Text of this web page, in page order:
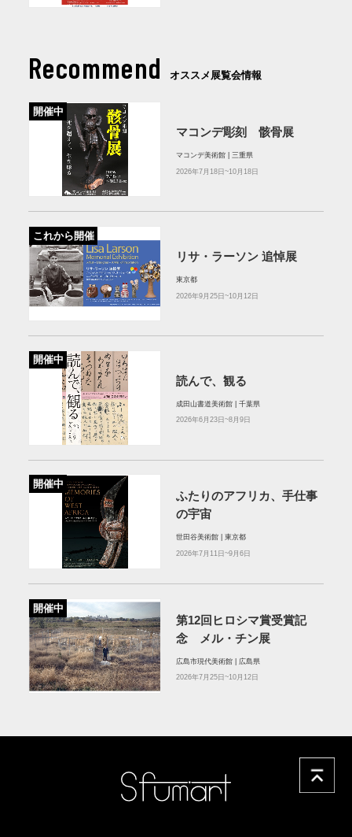
Recommend オススメ展覧会情報
開催中
マコンデ彫刻 骸骨展
マコンデ美術館 | 三重県
2026年7月18日~10月18日
これから開催
リサ・ラーソン 追悼展
東京都
2026年9月25日~10月12日
開催中
読んで、観る
成田山書道美術館 | 千葉県
2026年6月23日~8月9日
開催中
ふたりのアフリカ、手仕事
の宇宙
世田谷美術館 | 東京都
2026年7月11日~9月6日
開催中
第12回ヒロシマ賞受賞記
念 メル・チン展
広島市現代美術館 | 広島県
2026年7月25日~10月12日